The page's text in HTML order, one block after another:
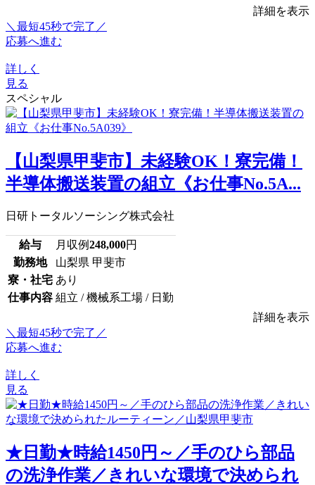
詳細を表示
＼最短45秒で完了／
応募へ進む
詳しく
見る
スペシャル
【山梨県甲斐市】未経験OK！寮完備！
半導体搬送装置の組立《お仕事No.5A...
日研トータルソーシング株式会社
給与 月収例248,000円
勤務地
山梨県 甲斐市
寮・社宅 あり
仕事内容 組立 / 機械系工場 / 日勤
詳細を表示
＼最短45秒で完了／
応募へ進む
詳しく
見る
★日勤★時給1450円～／手のひら部品
の洗浄作業／きれいな環境で決められ